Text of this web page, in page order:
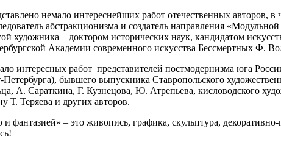
немало интереснейших работ отечественных авторов,
абстракционизма и создатель направления
художника – доктором исторических наук, кандидатом
Академии современного искусства Бессмертных Ф.
интересных работ представителей постмодернизма юга
Петербурга), бывшего выпускника Ставропольского
А. Сараткина, Г. Кузнецова, Ю. Атрепьева, кисловодского
Т. Теряева и других авторов.
фантазией» – это живопись, графика, скульптура,